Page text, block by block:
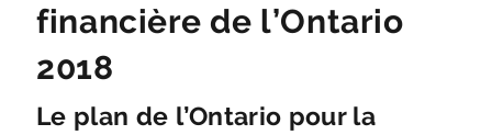
financière de l’Ontario
2018
Le plan de l’Ontario pour la